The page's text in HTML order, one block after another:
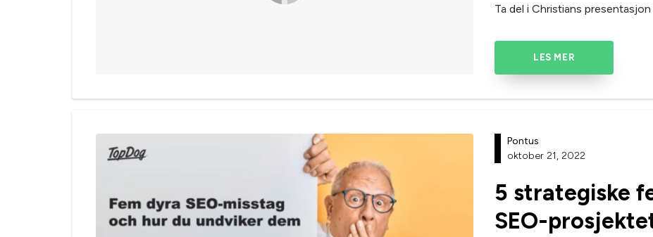
Ta del i Christians presentasjon
LES MER
Pontus
oktober 21, 2022
5 strategiske
SEO-